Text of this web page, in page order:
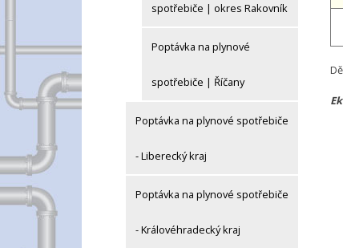
spotřebiče | okres Rakovník
Poptávka na plynové
spotřebiče | Říčany
Poptávka na plynové spotřebiče
- Liberecký kraj
Poptávka na plynové spotřebiče
- Královéhradecký kraj